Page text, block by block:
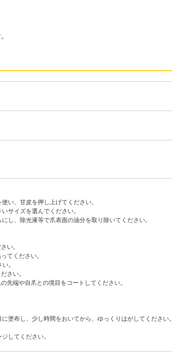
い、甘皮を押し上げてください。
サイズを選んでください。
し、除光液等で爪表面の油分を取り除いてください。
い。
てください。
。
さい。
先端や自爪との境目をコートしてください。
塗布し、少し時間をおいてから、ゆっくりはがしてください。
してください。